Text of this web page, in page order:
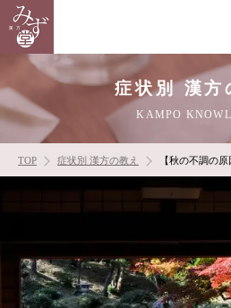
症状別 漢方
KAMPO
TOP 症状別 漢方の教え 【秋の不調の原